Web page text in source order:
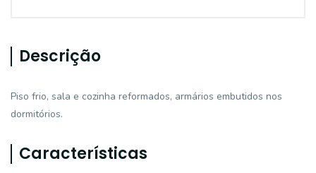
Descrição
Piso frio, sala e cozinha reformados, armários embutidos nos
dormitórios.
Características